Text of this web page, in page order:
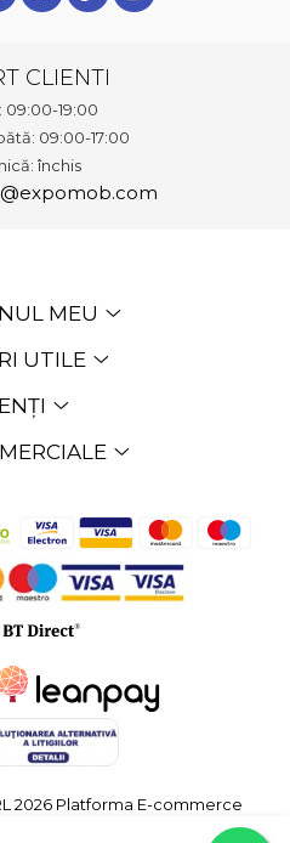
CLIENTI
09:00-19:00
09:00-17:00
închis
MEU
UTILE
2026 Platforma E-commerce